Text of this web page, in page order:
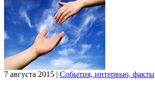
7 августа 2015 | События, интервью, факты